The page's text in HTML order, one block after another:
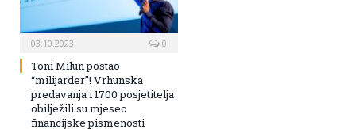
03.10.2023 0
Toni Milun postao
“milijarder”! Vrhunska
predavanja i 1700 posjetitelja
obilježili su mjesec
financijske pismenosti